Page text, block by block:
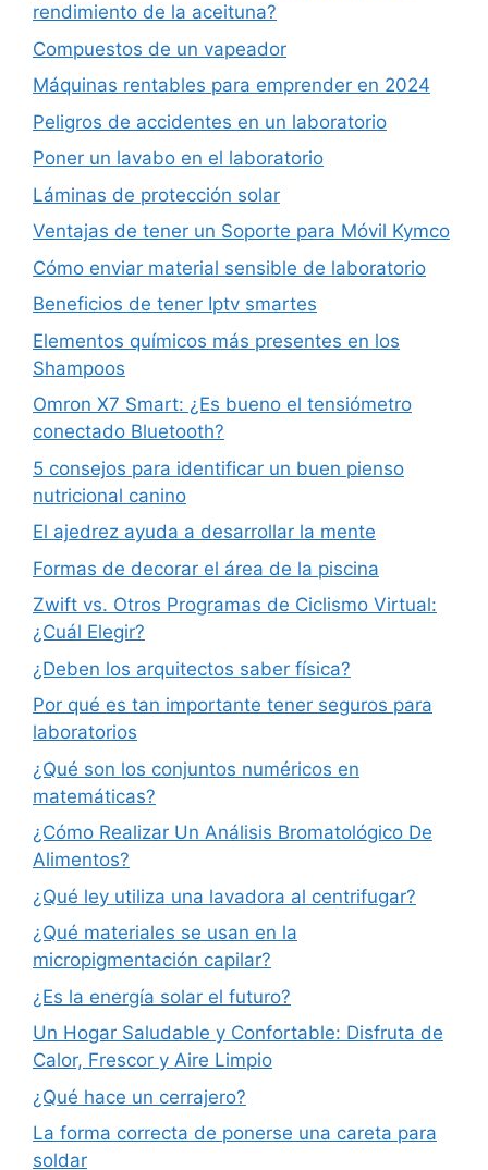
rendimiento de la aceituna?
Compuestos de un vapeador
Máquinas rentables para emprender en 2024
Peligros de accidentes en un laboratorio
Poner un lavabo en el laboratorio
Láminas de protección solar
Ventajas de tener un Soporte para Móvil Kymco
Cómo enviar material sensible de laboratorio
Beneficios de tener Iptv smartes
Elementos químicos más presentes en los
Shampoos
Omron X7 Smart: ¿Es bueno el tensiómetro
conectado Bluetooth?
5 consejos para identificar un buen pienso
nutricional canino
El ajedrez ayuda a desarrollar la mente
Formas de decorar el área de la piscina
Zwift vs. Otros Programas de Ciclismo Virtual:
¿Cuál Elegir?
¿Deben los arquitectos saber física?
Por qué es tan importante tener seguros para
laboratorios
¿Qué son los conjuntos numéricos en
matemáticas?
¿Cómo Realizar Un Análisis Bromatológico De
Alimentos?
¿Qué ley utiliza una lavadora al centrifugar?
¿Qué materiales se usan en la
micropigmentación capilar?
¿Es la energía solar el futuro?
Un Hogar Saludable y Confortable: Disfruta de
Calor, Frescor y Aire Limpio
¿Qué hace un cerrajero?
La forma correcta de ponerse una careta para
soldar